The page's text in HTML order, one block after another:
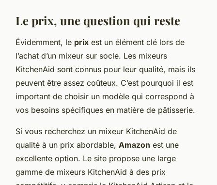
Le prix, une question qui reste
Évidemment, le prix est un élément clé lors de
l’achat d’un mixeur sur socle. Les mixeurs
KitchenAid sont connus pour leur qualité, mais ils
peuvent être assez coûteux. C’est pourquoi il est
important de choisir un modèle qui correspond à
vos besoins spécifiques en matière de pâtisserie.
Si vous recherchez un mixeur KitchenAid de
qualité à un prix abordable, Amazon est une
excellente option. Le site propose une large
gamme de mixeurs KitchenAid à des prix